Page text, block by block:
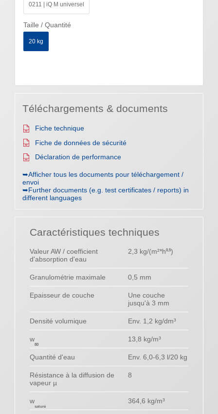
0211 | iQ M universel
Taille / Quantité
20 kg
Téléchargements & documents
Fiche technique
Fiche de données de sécurité
Déclaration de performance
➥Afficher tous les documents pour téléchargement /
envoi
➥Further documents (e.g. test certificates / reports) in
different languages
Caractéristiques techniques
Valeur AW / coefficient
d'absorption d'eau
2,3 kg/(m²*h0,5)
Granulométrie maximale 0,5 mm
Epaisseur de couche
Une couche
jusqu'à 3 mm
Densité volumique Env. 1,2 kg/dm³
w
80
13,8 kg/m³
Quantité d'eau Env. 6,0-6,3 l/20 kg
Résistance à la diffusion de
vapeur µ
8
w
saturé
364,6 kg/m³